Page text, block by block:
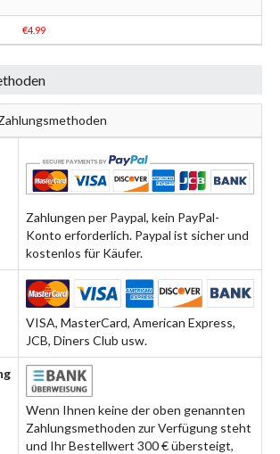
€4.99
Zahlungen per Paypal, kein PayPal-
Konto erforderlich. Paypal ist sicher und
kostenlos für Käufer.
VISA, MasterCard, American Express,
JCB, Diners Club usw.
Wenn Ihnen keine der oben genannten
Zahlungsmethoden zur Verfügung steht
und Ihr Bestellwert 300 € übersteigt,